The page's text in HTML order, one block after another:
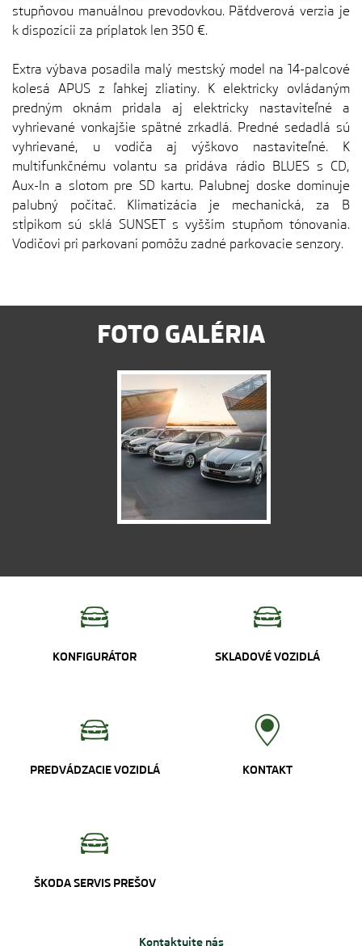
stupňovou manuálnou prevodovkou. Päťdverová verzia je
k dispozícii za príplatok len 350 €.
Extra výbava posadila malý mestský model na 14-palcové
kolesá APUS z ľahkej zliatiny. K elektricky ovládaným
predným oknám pridala aj elektricky nastaviteľné a
vyhrievané vonkajšie spätné zrkadlá. Predné sedadlá sú
vyhrievané, u vodiča aj výškovo nastaviteľné. K
multifunkčnému volantu sa pridáva rádio BLUES s CD,
Aux-In a slotom pre SD kartu. Palubnej doske dominuje
palubný počítač. Klimatizácia je mechanická, za B
stĺpikom sú sklá SUNSET s vyšším stupňom tónovania.
Vodičovi pri parkovaní pomôžu zadné parkovacie senzory.
FOTO GALÉRIA
KONFIGURÁTOR SKLADOVÉ VOZIDLÁ
PREDVÁDZACIE VOZIDLÁ KONTAKT
ŠKODA SERVIS PREŠOV
Kontaktujte nás